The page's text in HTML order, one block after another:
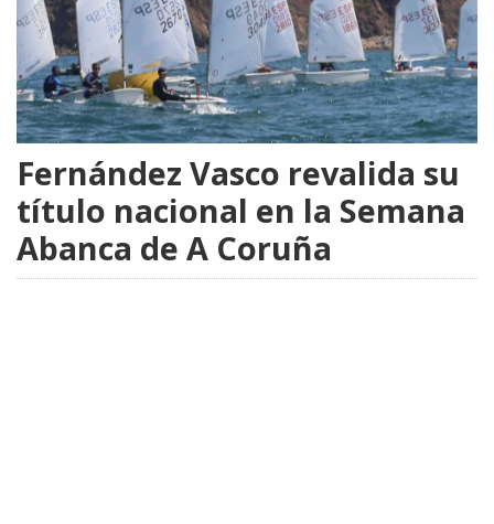
Fernández Vasco revalida su
título nacional en la Semana
Abanca de A Coruña